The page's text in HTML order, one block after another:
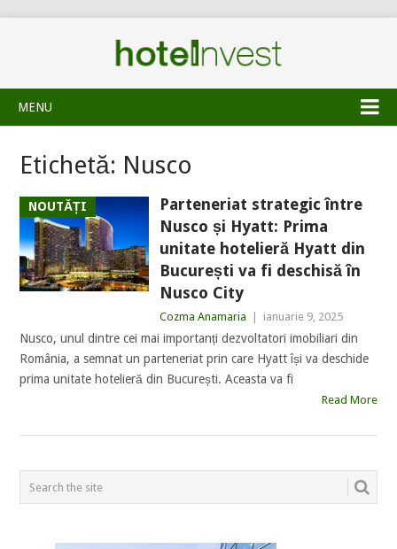
MENU
Etichetă: Nusco
NOUTĂȚI
Parteneriat strategic între
Nusco și Hyatt: Prima
unitate hotelieră Hyatt din
București va fi deschisă în
Nusco City
Cozma Anamaria ianuarie 9, 2025
Nusco, unul dintre cei mai importanți dezvoltatori imobiliari din
România, a semnat un parteneriat prin care Hyatt își va deschide
prima unitate hotelieră din București. Aceasta va fi
Read More
POSTS
NAVIGATION